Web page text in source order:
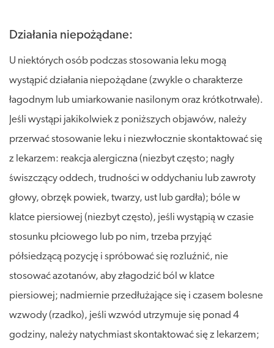
Działania niepożądane:
U niektórych osób podczas stosowania leku mogą
wystąpić działania niepożądane (zwykle o charakterze
łagodnym lub umiarkowanie nasilonym oraz krótkotrwałe).
Jeśli wystąpi jakikolwiek z poniższych objawów, należy
przerwać stosowanie leku i niezwłocznie skontaktować się
z lekarzem: reakcja alergiczna (niezbyt często; nagły
świszczący oddech, trudności w oddychaniu lub zawroty
głowy, obrzęk powiek, twarzy, ust lub gardła); bóle w
klatce piersiowej (niezbyt często), jeśli wystąpią w czasie
stosunku płciowego lub po nim, trzeba przyjąć
półsiedzącą pozycję i spróbować się rozluźnić, nie
stosować azotanów, aby złagodzić ból w klatce
piersiowej; nadmiernie przedłużające się i czasem bolesne
wzwody (rzadko), jeśli wzwód utrzymuje się ponad 4
godziny, należy natychmiast skontaktować się z lekarzem;